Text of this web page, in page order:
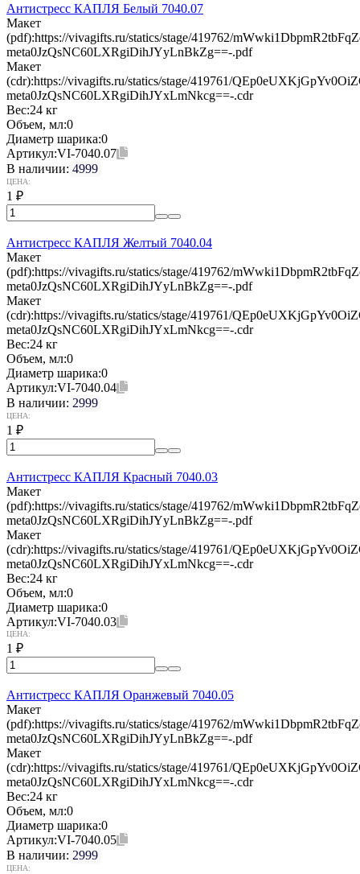
Антистресс КАПЛЯ Белый 7040.07
Макет
(pdf):https://vivagifts.ru/statics/stage/419762/
meta0JzQsNC60LXRgiDihJYyLnBkZg==-.pdf
Макет
(cdr):https://vivagifts.ru/statics/stage/419761/
meta0JzQsNC60LXRgiDihJYxLmNkcg==-.cdr
Вес:24 кг
Объем, мл:0
Диаметр шарика:0
Артикул:VI-7040.07
В наличии: 4999
ЦЕНА:
1 ₽
Антистресс КАПЛЯ Желтый 7040.04
Макет
(pdf):https://vivagifts.ru/statics/stage/419762/
meta0JzQsNC60LXRgiDihJYyLnBkZg==-.pdf
Макет
(cdr):https://vivagifts.ru/statics/stage/419761/
meta0JzQsNC60LXRgiDihJYxLmNkcg==-.cdr
Вес:24 кг
Объем, мл:0
Диаметр шарика:0
Артикул:VI-7040.04
В наличии: 2999
ЦЕНА:
1 ₽
Антистресс КАПЛЯ Красный 7040.03
Макет
(pdf):https://vivagifts.ru/statics/stage/419762/
meta0JzQsNC60LXRgiDihJYyLnBkZg==-.pdf
Макет
(cdr):https://vivagifts.ru/statics/stage/419761/
meta0JzQsNC60LXRgiDihJYxLmNkcg==-.cdr
Вес:24 кг
Объем, мл:0
Диаметр шарика:0
Артикул:VI-7040.03
ЦЕНА:
1 ₽
Антистресс КАПЛЯ Оранжевый 7040.05
Макет
(pdf):https://vivagifts.ru/statics/stage/419762/
meta0JzQsNC60LXRgiDihJYyLnBkZg==-.pdf
Макет
(cdr):https://vivagifts.ru/statics/stage/419761/
meta0JzQsNC60LXRgiDihJYxLmNkcg==-.cdr
Вес:24 кг
Объем, мл:0
Диаметр шарика:0
Артикул:VI-7040.05
В наличии: 2999
ЦЕНА: